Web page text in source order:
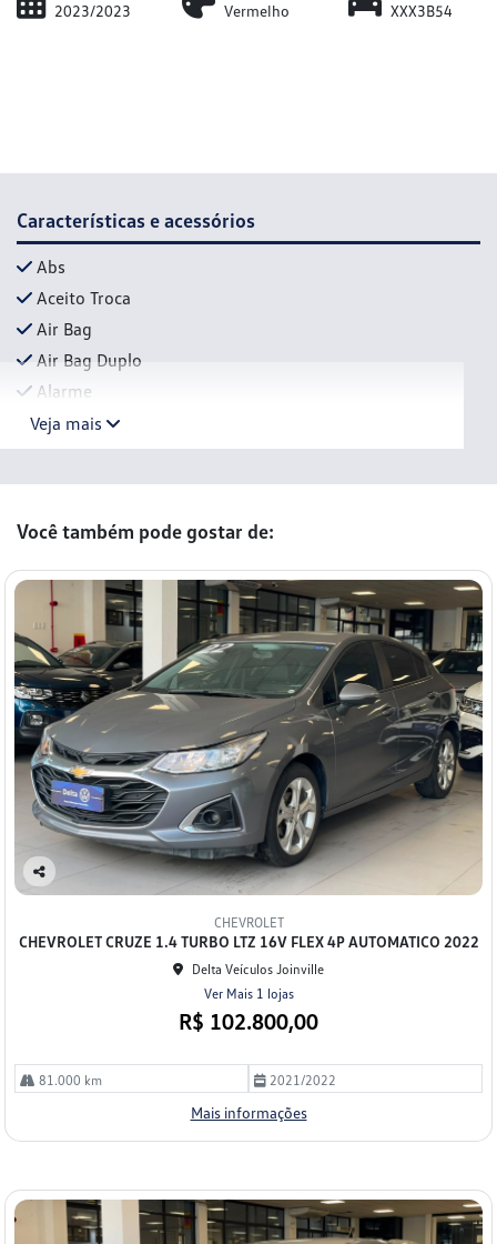
2023/2023 Vermelho XXX3B54
Características e acessórios
Abs
Aceito Troca
Air Bag
Air Bag Duplo
Alarme
Veja mais
Você também pode gostar de:
Co
lhe
CHEVROLET
CHEVROLET CRUZE 1.4 TURBO LTZ 16V FLEX 4P AUTOMATICO 2022
Delta Veículos Joinville
Ver Mais 1 lojas
R$ 102.800,00
81.000 km 2021/2022
Mais informações